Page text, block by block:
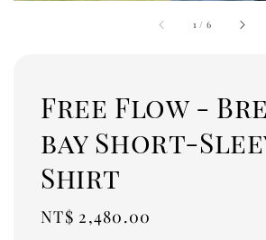
1 / 6
Free Flow -
bay Short-
Shirt
Regular
NT$ 2,480.00